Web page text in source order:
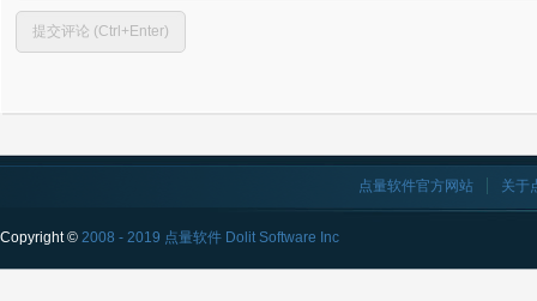
点量软件官方网站 关于
Copyright © 2008 - 2019 点量软件 Dolit Software Inc